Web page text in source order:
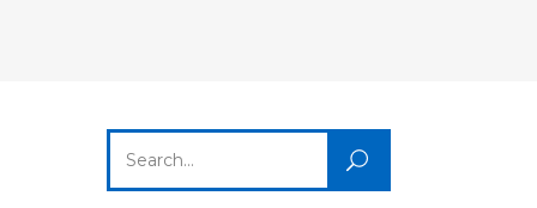
Lists
Highlights
Title & Subtitle
for: